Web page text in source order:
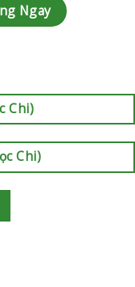
Ngay
Chi)
Chi)